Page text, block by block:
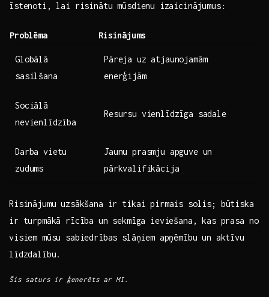
īstenoti, lai risinātu mūsdienu ⁢izaicinājumus:
Problēma Risinājums
Globālā‍
sasilšana
Pāreja uz atjaunojamām
enerģijām
Sociālā
nevienlīdzība
Resursu vienlīdzīga sadale
Darba vietu
zudums
Jaunu prasmju apguve un⁤
pārkvalifikācija
Risinājumu uzsākšana ir tikai pirmais solis;‍ būtiska
ir turpmākā rīcība un ⁤sekmīga ieviešana, ‍kas prasa no
visiem mūsu sabiedrības⁤ slāņiem apņēmību un aktīvu
līdzdalību.
Šis saturs ir​ ģenerēts ar MI.